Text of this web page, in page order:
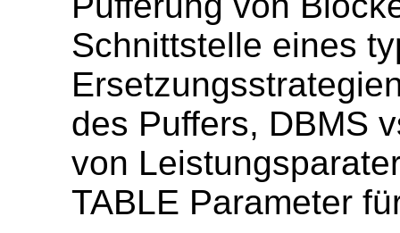
Schnittstelle eines
des Puffers, DBMS
von
TABLE Parameter